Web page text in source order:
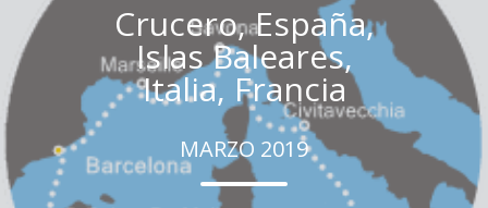
Crucero, España,
Islas Baleares,
Italia, Francia
MARZO 2019